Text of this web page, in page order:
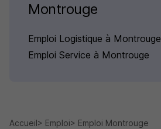
Montrouge
Emploi Logistique à Montrouge
Emploi Service à Montrouge
Accueil Emploi
Emploi Montrouge